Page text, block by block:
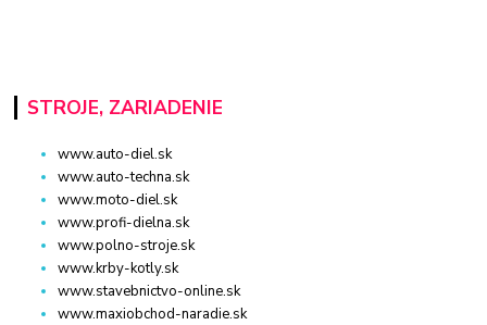
STROJE, ZARIADENIE
www.auto-diel.sk
www.auto-techna.sk
www.moto-diel.sk
www.profi-dielna.sk
www.polno-stroje.sk
www.krby-kotly.sk
www.stavebnictvo-online.sk
www.maxiobchod-naradie.sk